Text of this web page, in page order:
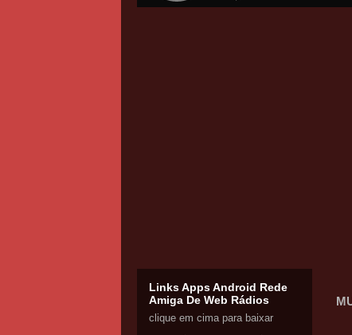
Links Apps Android Rede
Amiga De Web Rádios
clique em cima para baixar